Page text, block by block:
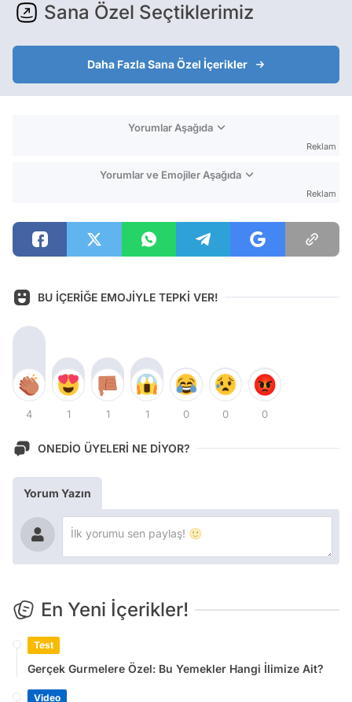
Sana Özel Seçtiklerimiz
Daha Fazla Sana Özel İçerikler
Yorumlar Aşağıda
Reklam
Yorumlar ve Emojiler Aşağıda
Reklam
BU İÇERİĞE EMOJİYLE TEPKİ VER!
4 1 1 1 0 0 0
ONEDİO ÜYELERİ NE DİYOR?
Yorum Yazın
En Yeni İçerikler!
Test
Gerçek Gurmelere Özel: Bu Yemekler Hangi İlimize Ait?
Video